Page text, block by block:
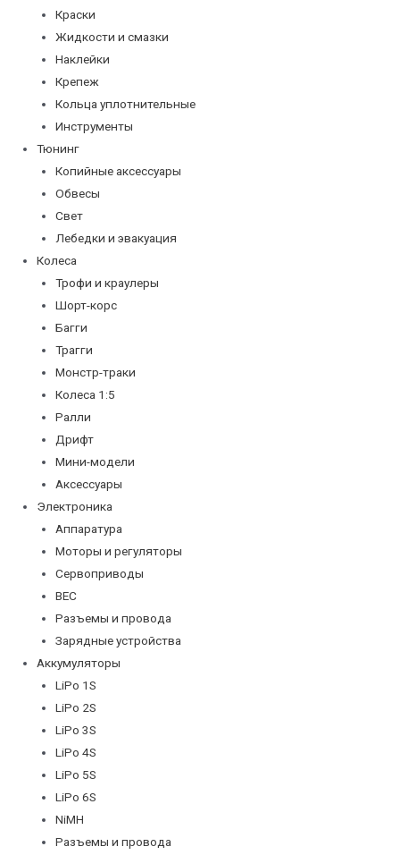
Краски
Жидкости и смазки
Наклейки
Крепеж
Кольца уплотнительные
Инструменты
Тюнинг
Копийные аксессуары
Обвесы
Свет
Лебедки и эвакуация
Колеса
Трофи и краулеры
Шорт-корс
Багги
Трагги
Монстр-траки
Колеса 1:5
Ралли
Дрифт
Мини-модели
Аксессуары
Электроника
Аппаратура
Моторы и регуляторы
Сервоприводы
BEC
Разъемы и провода
Зарядные устройства
Аккумуляторы
LiPo 1S
LiPo 2S
LiPo 3S
LiPo 4S
LiPo 5S
LiPo 6S
NiMH
Разъемы и провода